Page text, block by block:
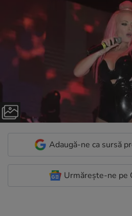
Adaugă-ne ca sursă
Urmărește-ne pe